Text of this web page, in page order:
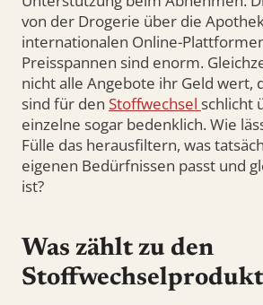
von der Drogerie über die
internationalen Online-
Preisspannen sind enorm.
nicht alle Angebote ihr Geld wert,
sind für den Stoffwechsel schlicht
einzelne sogar bedenklich. Wie
Fülle das herausfiltern, was
eigenen Bedürfnissen passt und
ist?
Was zählt zu den